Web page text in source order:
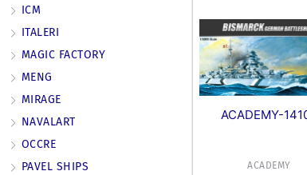
ICM
ITALERI
MAGIC FACTORY
MENG
MIRAGE
NAVALART
OCCRE
PAVEL SHIPS
ACADEMY-
ACADEMY